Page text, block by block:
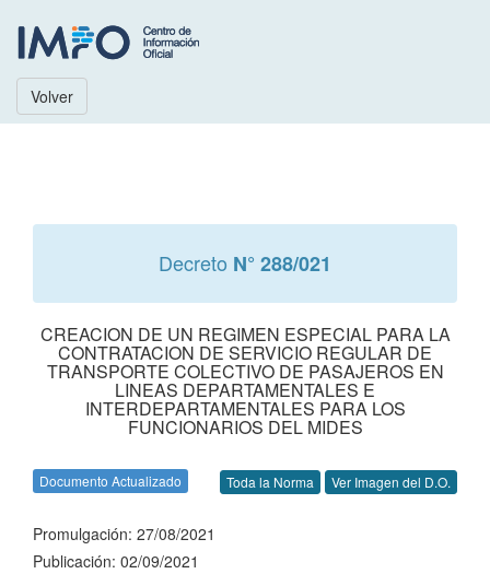
Volver
Decreto N° 288/021
CREACION DE UN REGIMEN ESPECIAL PARA LA
CONTRATACION DE SERVICIO REGULAR DE
TRANSPORTE COLECTIVO DE PASAJEROS EN
LINEAS DEPARTAMENTALES E
INTERDEPARTAMENTALES PARA LOS
FUNCIONARIOS DEL MIDES
Documento Actualizado Toda la Norma Ver Imagen del D.O.
Promulgación: 27/08/2021
Publicación: 02/09/2021